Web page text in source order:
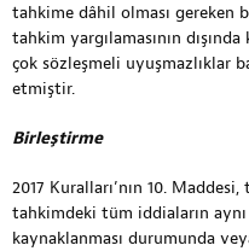
tahkime dâhil olması gereken
tahkim yargılamasının
çok sözleşmeli uyuşmazlıklar
etmiştir.
Birleştirme
2017 Kuralları’nın 10.
tahkimdeki tüm iddiaların
kaynaklanması durumunda